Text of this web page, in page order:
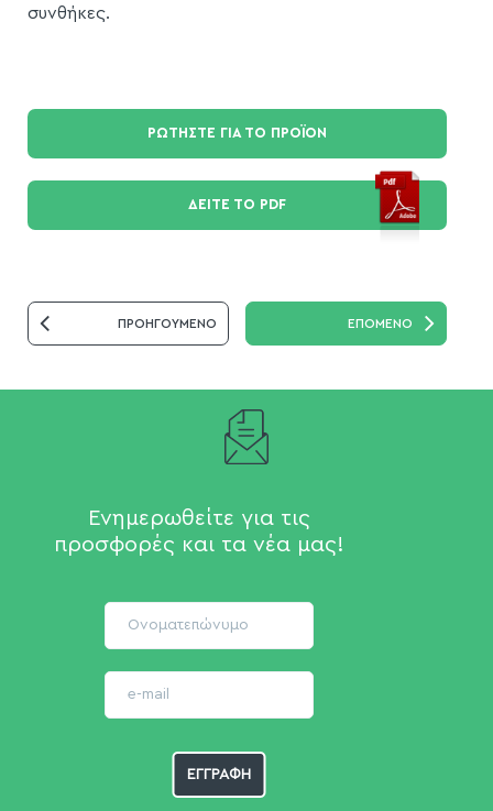
συνθήκες.
ΡΩΤΗΣΤΕ ΓΙΑ ΤΟ ΠΡΟΪΟΝ
ΔΕΙΤΕ ΤΟ PDF
ΠΡΟΗΓΟΥΜΕΝΟ ΕΠΟΜΕΝΟ
Ενημερωθείτε για τις
προσφορές και τα νέα μας!